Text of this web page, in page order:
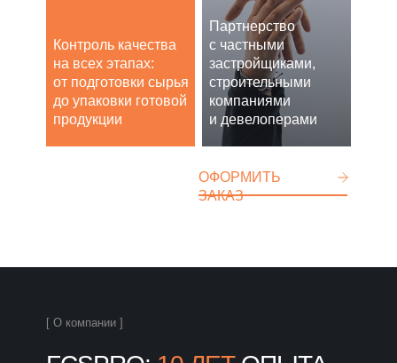
Контроль качества
на всех этапах:
от подготовки сырья
до упаковки готовой
продукции
Партнерство
с частными
застройщиками,
строительными
компаниями
и девелоперами
ОФОРМИТЬ
ЗАКАЗ
[ О компании ]